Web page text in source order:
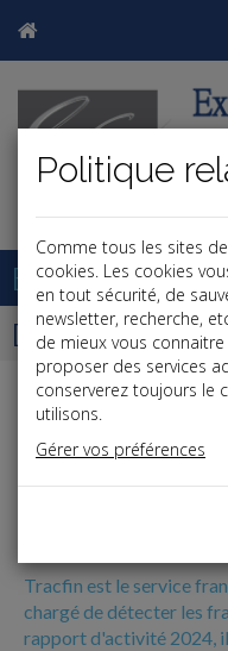
Base documentaire
Dépêches
j
Date: 2025-10-03
TRACFIN
Tracfin est le service
chargé de détecter les
rapport d'activité 2024,
Comme tous les sites
cookies. Les cookies
en tout sécurité, de
newsletter, recherche,
de mieux vous
proposer des services
conserverez toujours le
utilisons.
Gérer vos préférences